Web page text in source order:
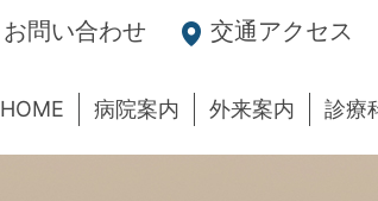
お問い合わせ 交通アクセス
HOME 病院案内 外来案内 診療